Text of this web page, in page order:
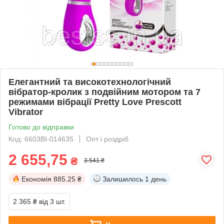
Елегантний та високотехнологічний
вібратор-кролик з подвійним мотором та 7
режимами вібрації Pretty Love Prescott
Vibrator
Готово до відправки
Код: 6603BI-014635
Опт і роздріб
2 655,75 ₴ 3 541 ₴
Економія 885.25 ₴ Залишилось 1 день
2 365 ₴ від 3 шт.